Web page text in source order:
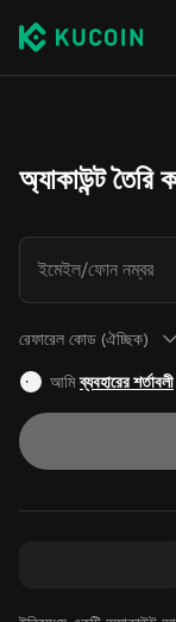
অ্যাকাউন্ট তৈরি
ইমেইল/ফোন নম্বর
রেফারেল কোড (ঐচ্ছিক)
আমিব্যবহারের শর্তাবলী